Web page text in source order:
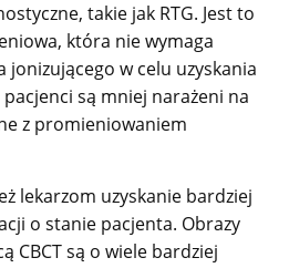
takie jak RTG. Jest to
która nie wymaga
w celu uzyskania
są mniej narażeni na
z promieniowaniem
lekarzom uzyskanie bardziej
o stanie pacjenta. Obrazy
CBCT są o wiele bardziej